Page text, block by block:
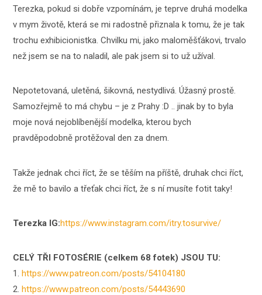
Terezka, pokud si dobře vzpomínám, je teprve druhá modelka
v mym životě, která se mi radostně přiznala k tomu, že je tak
trochu exhibicionistka. Chvilku mi, jako maloměšťákovi, trvalo
než jsem se na to naladil, ale pak jsem si to už užíval.
Nepotetovaná, uletěná, šikovná, nestydlivá. Úžasný prostě.
Samozřejmě to má chybu – je z Prahy :D .. jinak by to byla
moje nová nejoblíbenější modelka, kterou bych
pravděpodobně protěžoval den za dnem.
Takže jednak chci říct, že se těším na příště, druhak chci říct,
že mě to bavilo a třeťak chci říct, že s ní musíte fotit taky!
Terezka IG:https://www.instagram.com/itry.tosurvive/
CELÝ TŘI FOTOSÉRIE (celkem 68 fotek) JSOU TU:
1.https://www.patreon.com/posts/54104180
2.https://www.patreon.com/posts/54443690